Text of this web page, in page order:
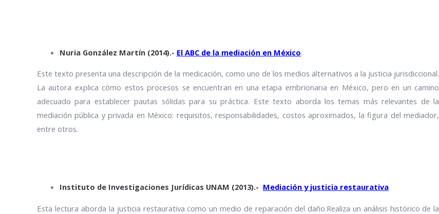
Nuria González Martín (2014).- El ABC de la mediación en México.
Este texto presenta una descripción de la medicación, como uno de los medios alternativos a la justicia jurisdiccional.
La autora explica cómo estos procesos se encuentran en una etapa embrionaria en México, pero en un camino
adecuado para establecer pautas sólidas para su práctica. Este texto aborda los temas más relevantes de la
mediación pública y privada en México: requisitos, responsabilidades, costos aproximados, la figura del mediador,
entre otros.
Instituto de Investigaciones Jurídicas UNAM (2013).- Mediación y justicia restaurativa
Esta lectura aborda la justicia restaurativa como un medio de reparación del daño.Realiza un análisis histórico de la